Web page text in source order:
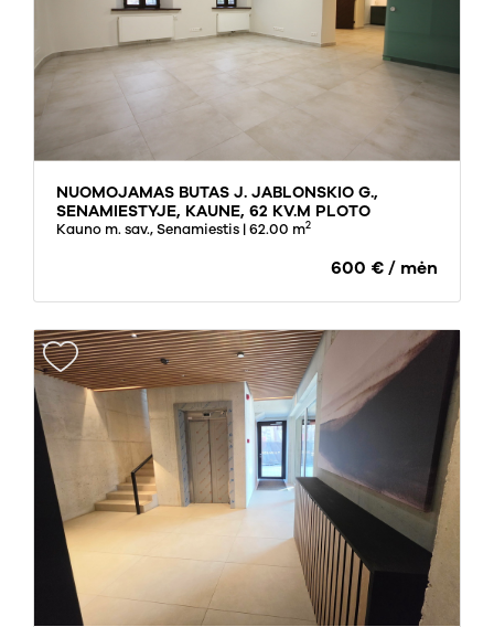
NUOMOJAMAS BUTAS J. JABLONSKIO G.,
SENAMIESTYJE, KAUNE, 62 KV.M PLOTO
Kauno m. sav., Senamiestis | 62.00 m2
600 € / mėn